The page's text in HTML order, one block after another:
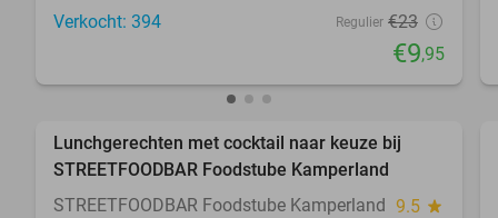
Verkocht: 394 Regulier €23
€9,95
favorite_border
Lunchgerechten met cocktail naar keuze bij
STREETFOODBAR Foodstube Kamperland
STREETFOODBAR Foodstube Kamperland 9.5 star